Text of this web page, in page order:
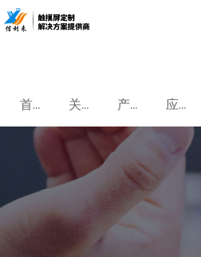
首页 关于我们 产品中心 应用案例